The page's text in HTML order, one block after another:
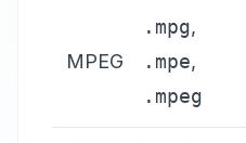
MPEG
.mpg,
.mpe,
.mpeg